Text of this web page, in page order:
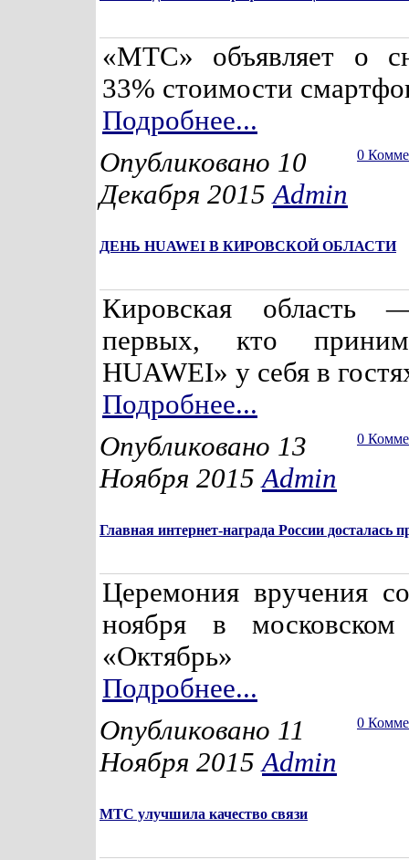
«МТС» объявляет о
33% стоимости
Подробнее...
0
Опубликовано 10
Декабря 2015Admin
ДЕНЬ HUAWEI В КИРОВСКОЙ ОБЛАСТИ
Кировская
первых, кто
HUAWEI» у себя в
Подробнее...
0
Опубликовано 13
Ноября 2015Admin
Главная интернет-награда России досталась
Церемония вручения
ноября в московском
«Октябрь»
Подробнее...
0
Опубликовано 11
Ноября 2015Admin
МТС улучшила качество связи